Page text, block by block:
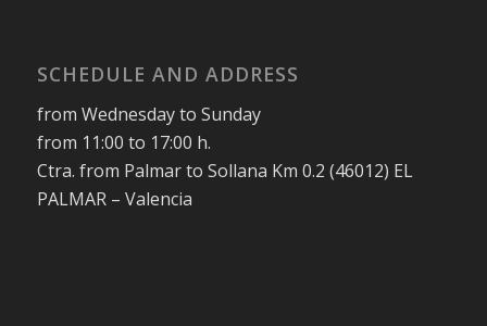
SCHEDULE AND ADDRESS
from Wednesday to Sunday
from 11:00 to 17:00 h.
Ctra. from Palmar to Sollana Km 0.2 (46012) EL
PALMAR – Valencia